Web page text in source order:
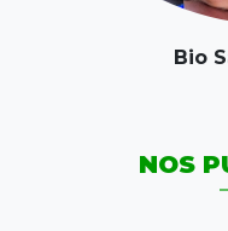
Bio
NOS